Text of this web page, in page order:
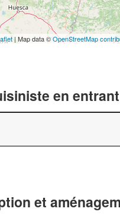
| Map data ©OpenStreetMap
en
et